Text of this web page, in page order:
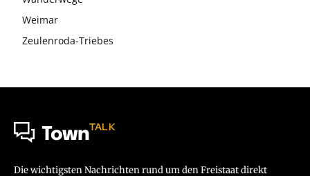
Weimar
Zeulenroda-Triebes
TownTALK
Die wichtigsten Nachrichten rund um den Freistaat direkt